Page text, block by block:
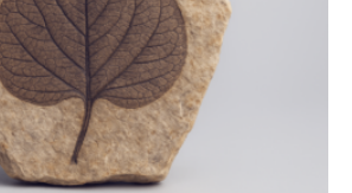
entdeckt, der für die
der Organellen entscheidend ist. Die
Oktober 2025 in der